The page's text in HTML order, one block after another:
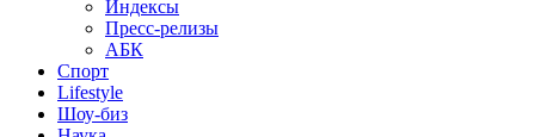
Индексы
Пресс-релизы
АБК
Спорт
Lifestyle
Шоу-биз